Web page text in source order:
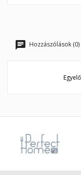
Hozzászólások (0)